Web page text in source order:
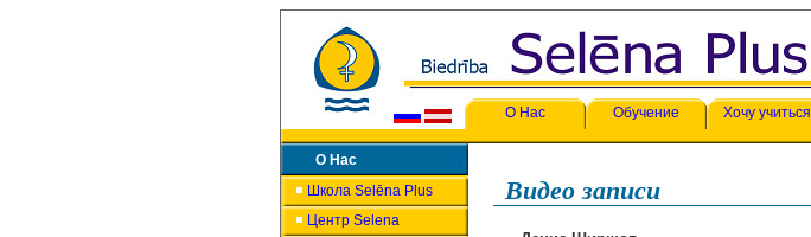
О Нас Обучение Хочу учиться
О Нас
Школа Selēna Plus
Центр Selena
Видео записи